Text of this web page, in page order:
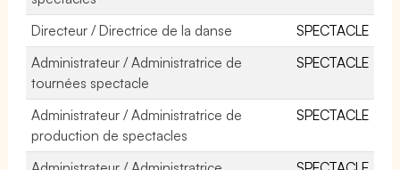
Directeur / Directrice de la danse
SPECTACLE
Administrateur / Administratrice de
tournées spectacle
SPECTACLE
Administrateur / Administratrice de
production de spectacles
SPECTACLE